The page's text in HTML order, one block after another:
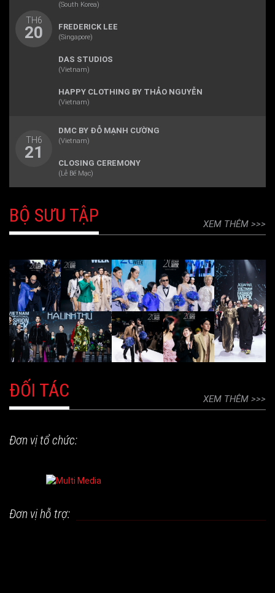
TH6
20
(South Korea)
FREDERICK LEE
(Singapore)
DAS STUDIOS
(Vietnam)
HAPPY CLOTHING BY THẢO NGUYỄN
(Vietnam)
TH6
21
DMC BY ĐỖ MẠNH CƯỜNG
(Vietnam)
CLOSING CEREMONY
(Lễ Bế Mạc)
BỘ SƯU TẬP XEM THÊM
ĐỐI TÁC XEM THÊM >>>
Đơn vị tổ chức:
Đơn vị hỗ trợ: